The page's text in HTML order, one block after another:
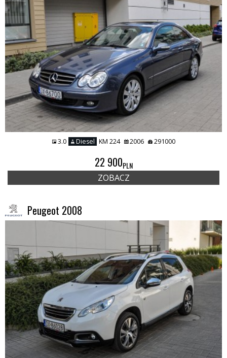
3.0 Diesel KM 224 2006 291000
22 900PLN
ZOBACZ
Peugeot 2008